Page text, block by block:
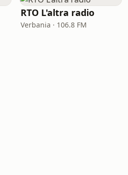
RTO L'altra radio
Verbania · 106.8 FM